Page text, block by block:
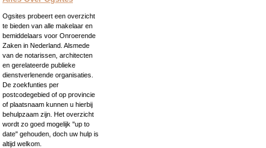
Ogsites probeert een overzicht
te bieden van alle makelaar en
bemiddelaars voor Onroerende
Zaken in Nederland. Alsmede
van de notarissen, architecten
en gerelateerde publieke
dienstverlenende organisaties.
De zoekfunties per
postcodegebied of op provincie
of plaatsnaam kunnen u hierbij
behulpzaam zijn. Het overzicht
wordt zo goed mogelijk ''up to
date'' gehouden, doch uw hulp is
altijd welkom.